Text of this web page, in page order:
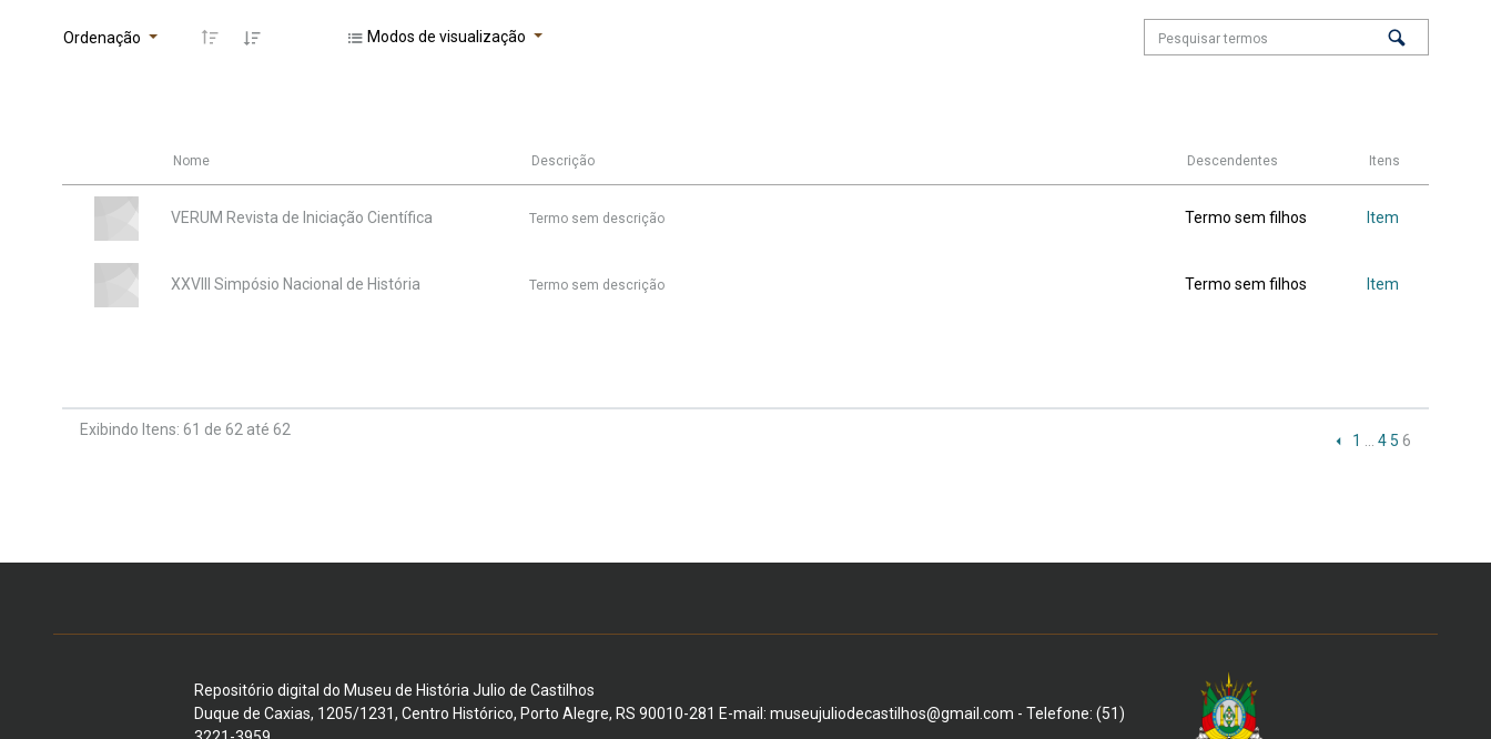
Ordenação Modos de visualização
Nome Descrição Descendentes Itens
VERUM Revista de Iniciação Científica Termo sem descrição Termo sem filhos Item
XXVIII Simpósio Nacional de História Termo sem descrição Termo sem filhos Item
Exibindo Itens: 61 de 62 até 62
1 4 5 6
Repositório digital do Museu de História Julio de Castilhos
Duque de Caxias, 1205/1231, Centro Histórico, Porto Alegre, RS 90010-281 E-mail: museujuliodecastilhos@gmail.com - Telefone: (51)